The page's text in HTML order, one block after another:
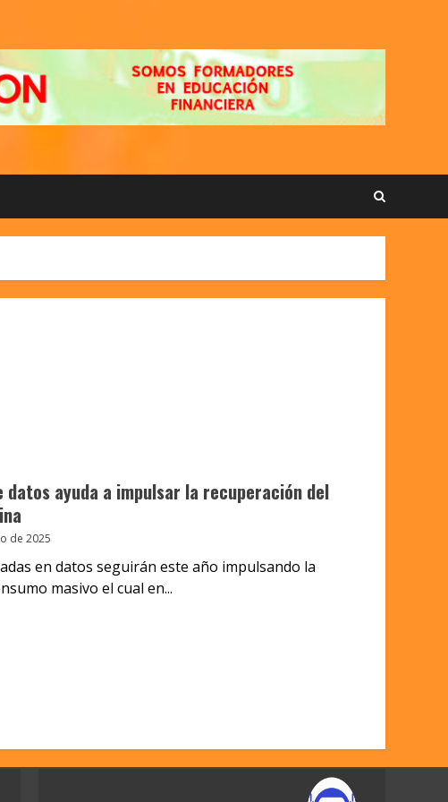
datos ayuda a impulsar la recuperación del
de 2025
en datos seguirán este año impulsando la
masivo el cual en...